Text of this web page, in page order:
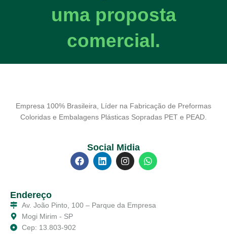
uma proposta
comercial.
Empresa 100% Brasileira, Líder na Fabricação de Preformas
Coloridas e Embalagens Plásticas Sopradas PET e PEAD.
Social Midia
Endereço
Av. João Pinto, 100 – Parque da Empresa
Mogi Mirim - SP
Cep: 13.803-902